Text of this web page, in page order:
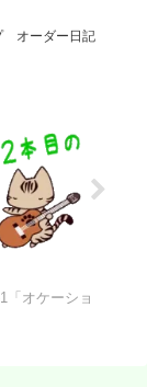
オーダー日記
オケーショ